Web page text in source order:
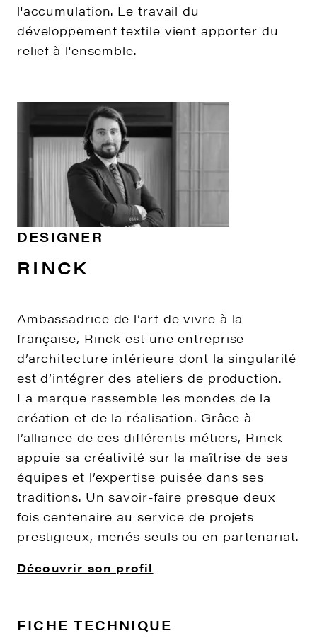
l'accumulation. Le travail du
développement textile vient apporter du
relief à l'ensemble.
DESIGNER
RINCK
Ambassadrice de l’art de vivre à la
française, Rinck est une entreprise
d’architecture intérieure dont la singularité
est d’intégrer des ateliers de production.
La marque rassemble les mondes de la
création et de la réalisation. Grâce à
l’alliance de ces différents métiers, Rinck
appuie sa créativité sur la maîtrise de ses
équipes et l’expertise puisée dans ses
traditions. Un savoir-faire presque deux
fois centenaire au service de projets
prestigieux, menés seuls ou en partenariat.
Découvrir son profil
FICHE TECHNIQUE